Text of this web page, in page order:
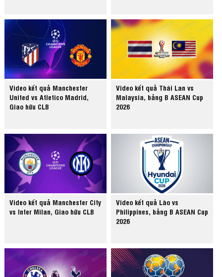
Video kết quả Manchester
United vs Atletico Madrid,
Giao hữu CLB
Video kết quả Thái Lan vs
Malaysia, bảng B ASEAN Cup
2026
Video kết quả Manchester City
vs Inter Milan, Giao hữu CLB
Video kết quả Lào vs
Philippines, bảng B ASEAN Cup
2026